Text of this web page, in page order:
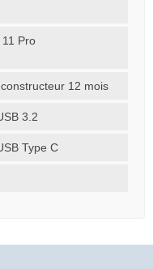
Pro
12 mois
3.2
Type C